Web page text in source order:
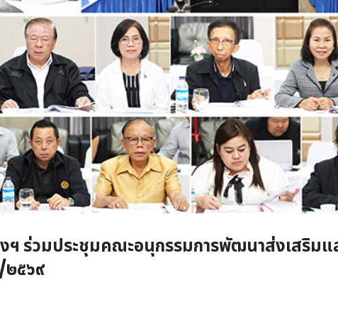
ฯ ร่วมประชุมคณะอนุกรรมการพัฒนาส่งเสริม
๒๕๖๙